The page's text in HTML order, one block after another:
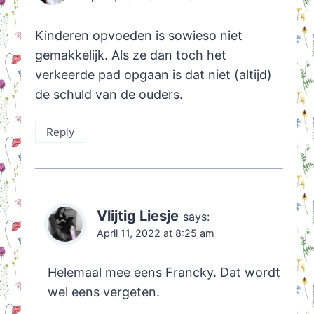
Kinderen opvoeden is sowieso niet
gemakkelijk. Als ze dan toch het
verkeerde pad opgaan is dat niet (altijd)
de schuld van de ouders.
Reply
Vlijtig Liesje says:
April 11, 2022 at 8:25 am
Helemaal mee eens Francky. Dat wordt
wel eens vergeten.